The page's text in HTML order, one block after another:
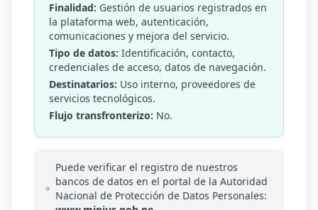
Finalidad: Gestión de usuarios registrados en
la plataforma web, autenticación,
comunicaciones y mejora del servicio.
Tipo de datos: Identificación, contacto,
credenciales de acceso, datos de navegación.
Destinatarios: Uso interno, proveedores de
servicios tecnológicos.
Flujo transfronterizo: No.
Puede verificar el registro de nuestros
bancos de datos en el portal de la Autoridad
Nacional de Protección de Datos Personales: